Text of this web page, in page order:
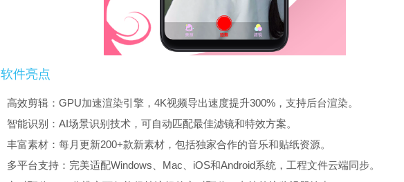
软件亮点
高效剪辑：GPU加速渲染引擎，4K视频导出速度提升300%，支持后台渲染。
智能识别：AI场景识别技术，可自动匹配最佳滤镜和特效方案。
丰富素材：每月更新200+款新素材，包括独家合作的音乐和贴纸资源。
多平台支持：完美适配Windows、Mac、iOS和Android系统，工程文件云端同步。